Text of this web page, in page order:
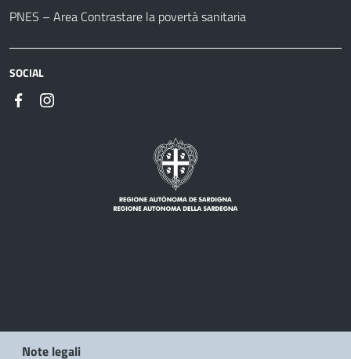
PNES – Area Contrastare la povertà sanitaria
SOCIAL
Note legali